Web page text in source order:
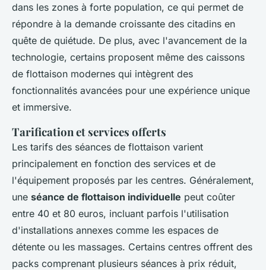
dans les zones à forte population, ce qui permet de
répondre à la demande croissante des citadins en
quête de quiétude. De plus, avec l'avancement de la
technologie, certains proposent même des caissons
de flottaison modernes qui intègrent des
fonctionnalités avancées pour une expérience unique
et immersive.
Tarification et services offerts
Les tarifs des séances de flottaison varient
principalement en fonction des services et de
l'équipement proposés par les centres. Généralement,
une séance de flottaison individuelle peut coûter
entre 40 et 80 euros, incluant parfois l'utilisation
d'installations annexes comme les espaces de
détente ou les massages. Certains centres offrent des
packs comprenant plusieurs séances à prix réduit,